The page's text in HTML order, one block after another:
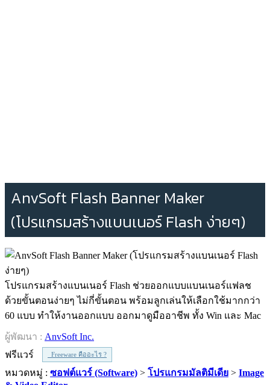
AnvSoft Flash Banner Maker
(โปรแกรมสร้างแบนเนอร์ Flash ง่ายๆ)
โปรแกรมสร้างแบนเนอร์ Flash ช่วยออกแบบแบนเนอร์แฟลช
ด้วยขั้นตอนง่ายๆ ไม่กี่ขั้นตอน พร้อมลูกเล่นให้เลือกใช้มากกว่า
60 แบบ ทำให้งานออกแบบ ออกมาดูมืออาชีพ ทั้ง Win และ Mac
ผู้พัฒนา : AnvSoft Inc.
ฟรีแวร์
Freeware คืออะไร ?
หมวดหมู่ : ซอฟต์แวร์ (Software) > โปรแกรมมัลติมีเดีย > Image